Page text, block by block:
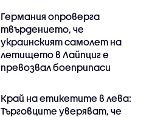
Германия опроверга
твърдението, че
украинският самолет на
летището в Лайпциг е
превозвал боеприпаси
Край на етикетите в лева:
Търговците уверяват, че